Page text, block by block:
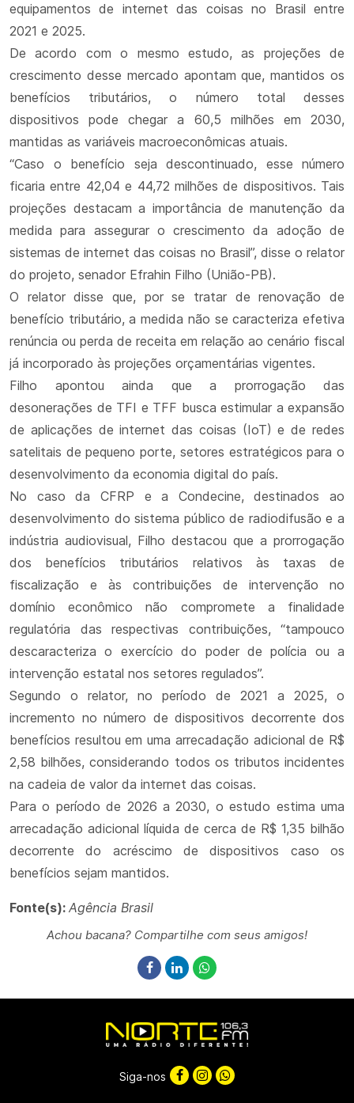
equipamentos de internet das coisas no Brasil entre
2021 e 2025.
De acordo com o mesmo estudo, as projeções de
crescimento desse mercado apontam que, mantidos os
benefícios tributários, o número total desses
dispositivos pode chegar a 60,5 milhões em 2030,
mantidas as variáveis macroeconômicas atuais.
“Caso o benefício seja descontinuado, esse número
ficaria entre 42,04 e 44,72 milhões de dispositivos. Tais
projeções destacam a importância de manutenção da
medida para assegurar o crescimento da adoção de
sistemas de internet das coisas no Brasil”, disse o relator
do projeto, senador Efrahin Filho (União-PB).
O relator disse que, por se tratar de renovação de
benefício tributário, a medida não se caracteriza efetiva
renúncia ou perda de receita em relação ao cenário fiscal
já incorporado às projeções orçamentárias vigentes.
Filho apontou ainda que a prorrogação das
desonerações de TFI e TFF busca estimular a expansão
de aplicações de internet das coisas (IoT) e de redes
satelitais de pequeno porte, setores estratégicos para o
desenvolvimento da economia digital do país.
No caso da CFRP e a Condecine, destinados ao
desenvolvimento do sistema público de radiodifusão e a
indústria audiovisual, Filho destacou que a prorrogação
dos benefícios tributários relativos às taxas de
fiscalização e às contribuições de intervenção no
domínio econômico não compromete a finalidade
regulatória das respectivas contribuições, “tampouco
descaracteriza o exercício do poder de polícia ou a
intervenção estatal nos setores regulados”.
Segundo o relator, no período de 2021 a 2025, o
incremento no número de dispositivos decorrente dos
benefícios resultou em uma arrecadação adicional de R$
2,58 bilhões, considerando todos os tributos incidentes
na cadeia de valor da internet das coisas.
Para o período de 2026 a 2030, o estudo estima uma
arrecadação adicional líquida de cerca de R$ 1,35 bilhão
decorrente do acréscimo de dispositivos caso os
benefícios sejam mantidos.
Fonte(s): Agência Brasil
Achou bacana? Compartilhe com seus amigos!
Siga-nos